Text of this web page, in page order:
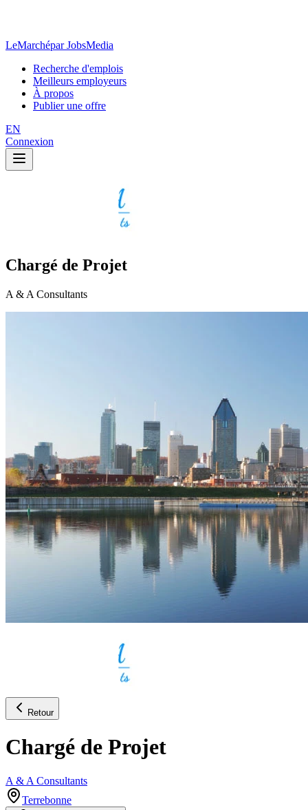
LeMarchépar JobsMedia
Recherche d'emplois
Meilleurs employeurs
À propos
Publier une offre
EN
Connexion
Chargé de Projet
A & A Consultants
Retour
Chargé de Projet
A & A Consultants
Terrebonne